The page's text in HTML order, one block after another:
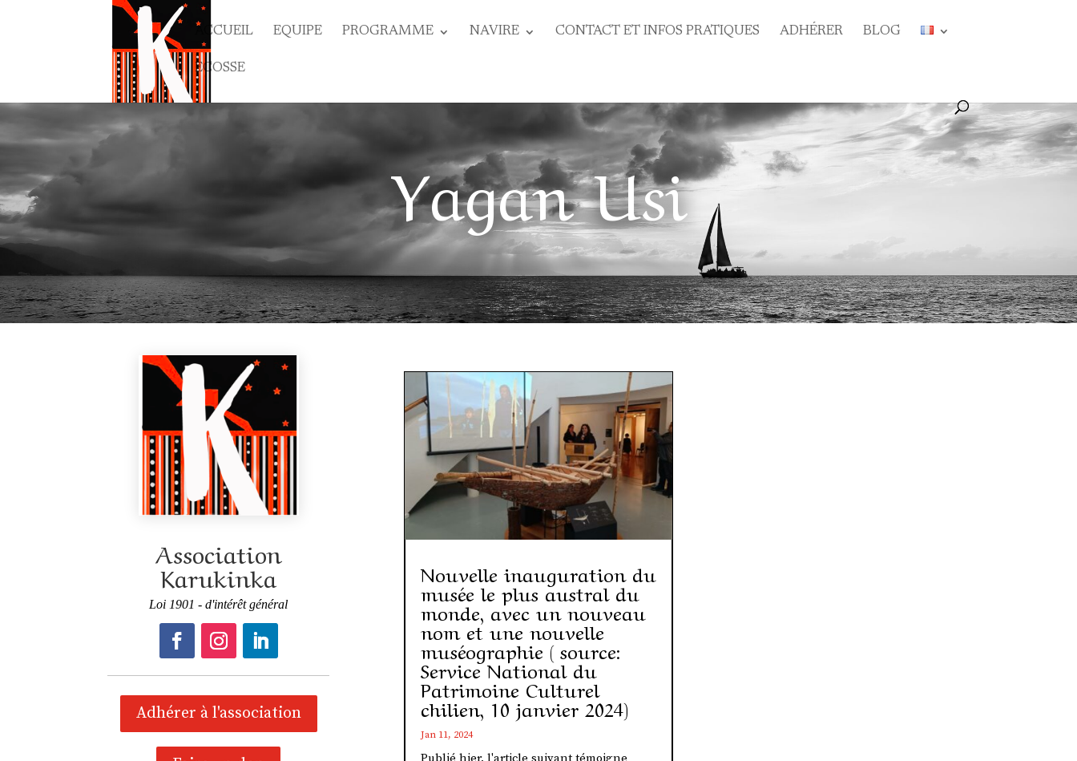
ACCUEIL EQUIPE PROGRAMME NAVIRE CONTACT ET INFOS PRATIQUES ADHÉRER BLOG
ECOSSE
Yagan Usi
Association
Karukinka
Loi 1901 - d'intérêt général
Adhérer à l'association
Nouvelle inauguration du
musée le plus austral du
monde, avec un nouveau
nom et une nouvelle
muséographie ( source:
Service National du
Patrimoine Culturel
chilien, 10 janvier 2024)
Jan 11, 2024